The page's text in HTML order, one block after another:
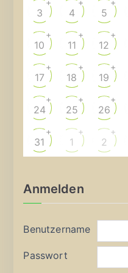
3
+
4
+
5
+
10
+
11
+
12
+
17
+
18
+
19
+
24
+
25
+
26
+
31
+
1
+
2
+
Anmelden
Benutzername
Passwort